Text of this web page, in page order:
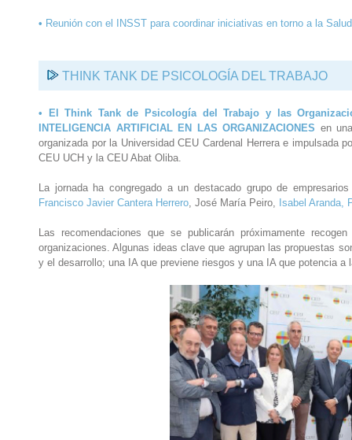
• Reunión con el INSST para coordinar iniciativas en torno a la
THINK TANK DE PSICOLOGÍA DEL TRABAJO
• El Think Tank de Psicología del Trabajo y las
INTELIGENCIA ARTIFICIAL EN LAS ORGANIZACIONES en
organizada por la Universidad CEU Cardenal Herrera e impulsada
CEU UCH y la CEU Abat Oliba.
La jornada ha congregado a un destacado grupo de
Francisco Javier Cantera Herrero , José María Peiro, Isabel Aranda,
Las recomendaciones que se publicarán próximamente
organizaciones. Algunas ideas clave que agrupan las propuestas
y el desarrollo; una IA que previene riesgos y una IA que potencia a